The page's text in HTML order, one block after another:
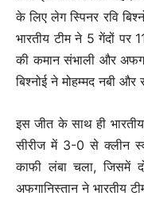
के लिए लेग स्पिनर रवि
भारतीय टीम ने 5 गेंदों पर
की कमान संभाली और
बिश्नोई ने मोहम्मद नबी और
इस जीत के साथ ही
सीरीज में 3-0 से क्लीन
काफी लंबा चला, जिसमें
अफगानिस्तान ने भारतीय